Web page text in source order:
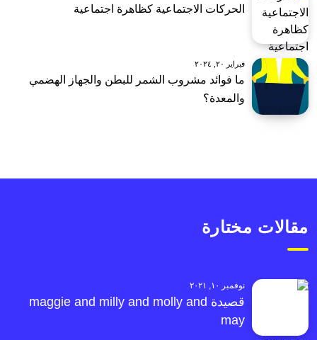
الحركات الاجتماعية كظاهرة اجتماعية
فبراير ٢٠, ٢٠٢٤
ما فوائد مشروب الشمر للبطن والجهاز الهضمي
والمعدة؟
مقالات مختارة
نوفمبر ١٠, ٢٠٢١
قصيدة maggie and milly and molly and
may